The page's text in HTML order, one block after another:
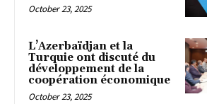
October 23, 2025
L’Azerbaïdjan et la
Turquie ont discuté du
développement de la
coopération économique
October 23, 2025